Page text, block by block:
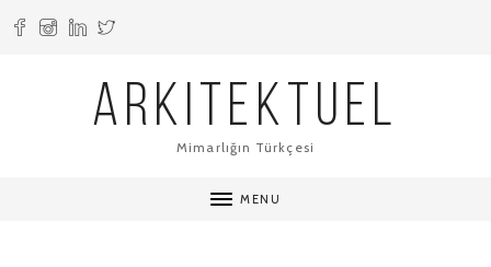
ARKITEKTUEL
Mimarlığın Türkçesi
MENU